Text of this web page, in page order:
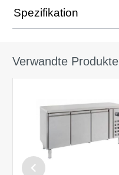
Spezifikation
Verwandte Produkte